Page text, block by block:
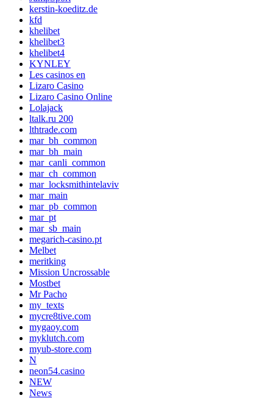
kerstin-koeditz.de
kfd
khelibet
khelibet3
khelibet4
KYNLEY
Les casinos en
Lizaro Casino
Lizaro Casino Online
Lolajack
ltalk.ru 200
lthtrade.com
mar_bh_common
mar_bh_main
mar_canli_common
mar_ch_common
mar_locksmithintelaviv
mar_main
mar_pb_common
mar_pt
mar_sb_main
megarich-casino.pt
Melbet
meritking
Mission Uncrossable
Mostbet
Mr Pacho
my_texts
mycre8tive.com
mygaoy.com
myklutch.com
myub-store.com
N
neon54.casino
NEW
News